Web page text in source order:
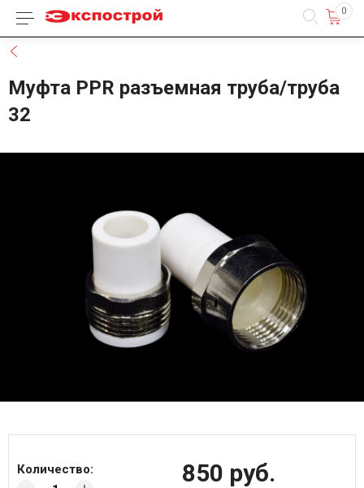
Каталог товаров 0
Муфта PPR разъемная труба/труба
32
850 руб.
Количество: